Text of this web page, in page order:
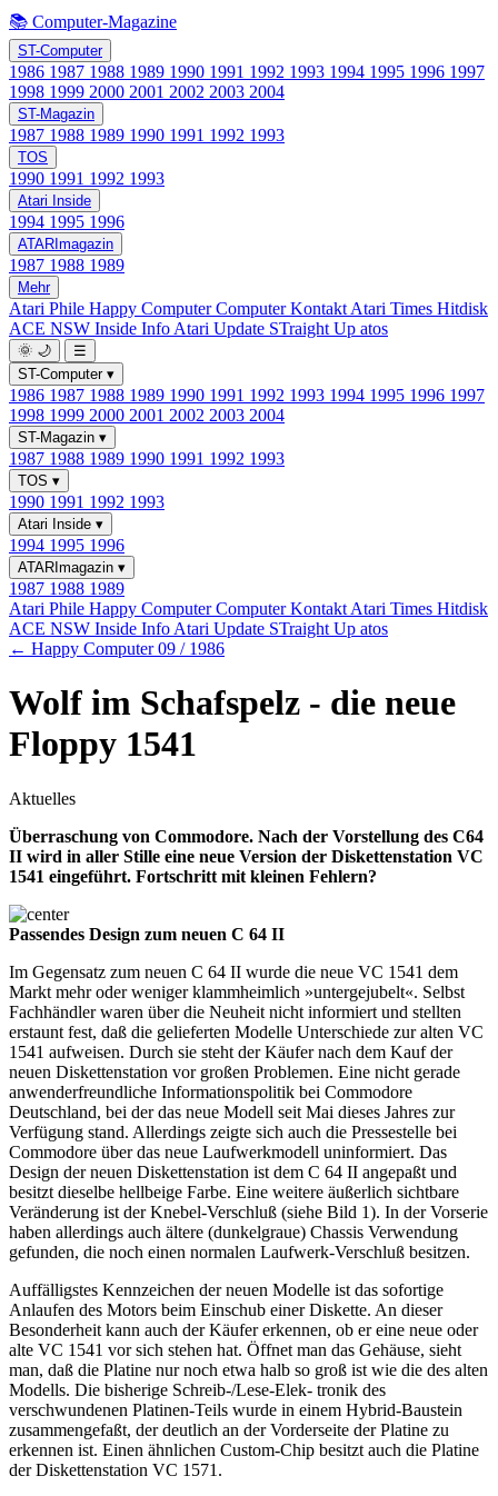
📚 Computer-Magazine
ST-Computer
1986 1987 1988 1989 1990 1991 1992 1993 1994 1995 1996 1997
1998 1999 2000 2001 2002 2003 2004
ST-Magazin
1987 1988 1989 1990 1991 1992 1993
TOS
1990 1991 1992 1993
Atari Inside
1994 1995 1996
ATARImagazin
1987 1988 1989
Mehr
Atari Phile Happy ComputerComputer Kontakt Atari Times Hitdisk
ACE NSW Inside Info Atari Update STraight Up atos
🌞 🌙
☰
ST-Computer ▾
1986 1987 1988 1989 1990 1991 1992 1993 1994 1995 1996 1997
1998 1999 2000 2001 2002 2003 2004
ST-Magazin ▾
1987 1988 1989 1990 1991 1992 1993
TOS ▾
1990 1991 1992 1993
Atari Inside ▾
1994 1995 1996
ATARImagazin ▾
1987 1988 1989
Atari Phile Happy ComputerComputer Kontakt Atari Times Hitdisk
ACE NSW Inside Info Atari Update STraight Up atos
← Happy Computer 09 / 1986
Wolf im Schafspelz - die neue
Floppy 1541
Aktuelles
Überraschung von Commodore. Nach der Vorstellung des C64
II wird in aller Stille eine neue Version der Diskettenstation VC
1541 eingeführt. Fortschritt mit kleinen Fehlern?
Passendes Design zum neuen C 64 II
Im Gegensatz zum neuen C 64 II wurde die neue VC 1541 dem
Markt mehr oder weniger klammheimlich »untergejubelt«. Selbst
Fachhändler waren über die Neuheit nicht informiert und stellten
erstaunt fest, daß die gelieferten Modelle Unterschiede zur alten VC
1541 aufweisen. Durch sie steht der Käufer nach dem Kauf der
neuen Diskettenstation vor großen Problemen. Eine nicht gerade
anwenderfreundliche Informationspolitik bei Commodore
Deutschland, bei der das neue Modell seit Mai dieses Jahres zur
Verfügung stand. Allerdings zeigte sich auch die Pressestelle bei
Commodore über das neue Laufwerkmodell uninformiert. Das
Design der neuen Diskettenstation ist dem C 64 II angepaßt und
besitzt dieselbe hellbeige Farbe. Eine weitere äußerlich sichtbare
Veränderung ist der Knebel-Verschluß (siehe Bild 1). In der Vorserie
haben allerdings auch ältere (dunkelgraue) Chassis Verwendung
gefunden, die noch einen normalen Laufwerk-Verschluß besitzen.
Auffälligstes Kennzeichen der neuen Modelle ist das sofortige
Anlaufen des Motors beim Einschub einer Diskette. An dieser
Besonderheit kann auch der Käufer erkennen, ob er eine neue oder
alte VC 1541 vor sich stehen hat. Öffnet man das Gehäuse, sieht
man, daß die Platine nur noch etwa halb so groß ist wie die des alten
Modells. Die bisherige Schreib-/Lese-Elek- tronik des
verschwundenen Platinen-Teils wurde in einem Hybrid-Baustein
zusammengefaßt, der deutlich an der Vorderseite der Platine zu
erkennen ist. Einen ähnlichen Custom-Chip besitzt auch die Platine
der Diskettenstation VC 1571.